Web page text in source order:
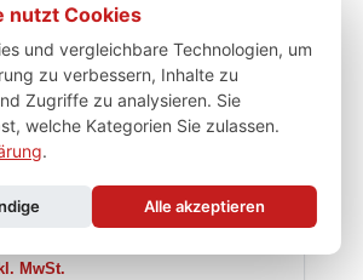
MwSt.
MwSt.
nutzt Cookies
und vergleichbare Technologien, um
zu verbessern, Inhalte zu
Zugriffe zu analysieren. Sie
welche Kategorien Sie zulassen.
.
Alle akzeptieren